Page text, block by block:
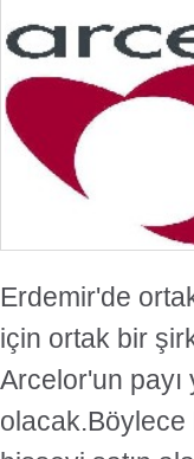
Erdemir'de
için ortak bir
Arcelor'un payı